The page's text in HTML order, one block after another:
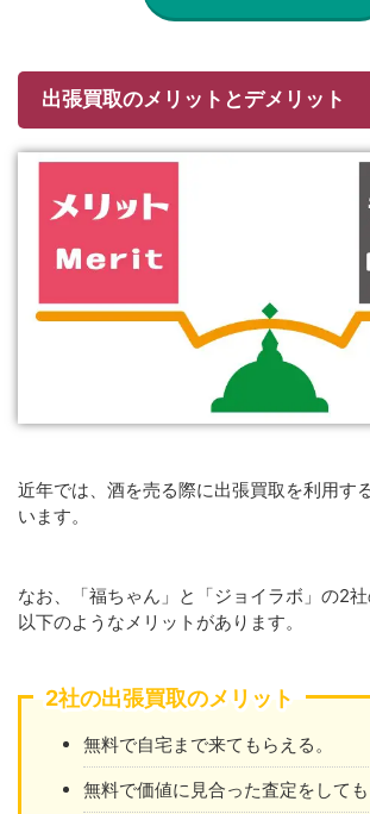
出張買取のメリットとデメリット
近年では、酒を売る際に出張買取を利用す
います。
なお、「福ちゃん」と「ジョイラボ」の2社
以下のようなメリットがあります。
2社の出張買取のメリット
無料で自宅まで来てもらえる。
無料で価値に見合った査定をしても